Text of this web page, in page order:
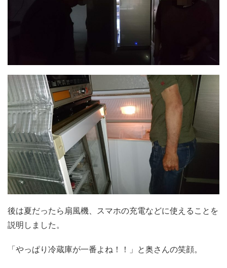
後は夏だったら扇風機、スマホの充電などに使えることを
説明しました。
「やっぱり冷蔵庫が一番よね！！」と奥さんの笑顔。